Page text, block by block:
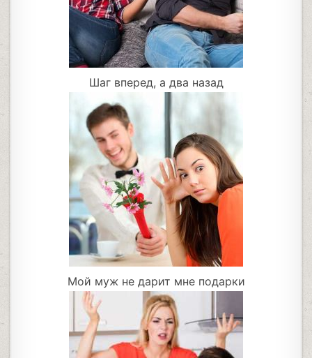
Шаг вперед, а два назад
Мой муж не дарит мне подарки